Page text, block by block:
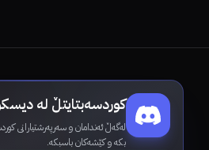
کوردسەبتایتڵ لە
لەگەڵ ئەندامان و سەرپەرشتیارانی
بکە و کێشەکان باسبکە.